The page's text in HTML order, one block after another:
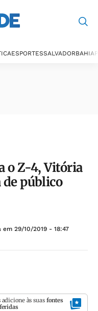
ESPORTESSALVADORBAHIA
o Z-4, Vitória
público
em 29/10/2019 - 18:47
adicione às suas fontes